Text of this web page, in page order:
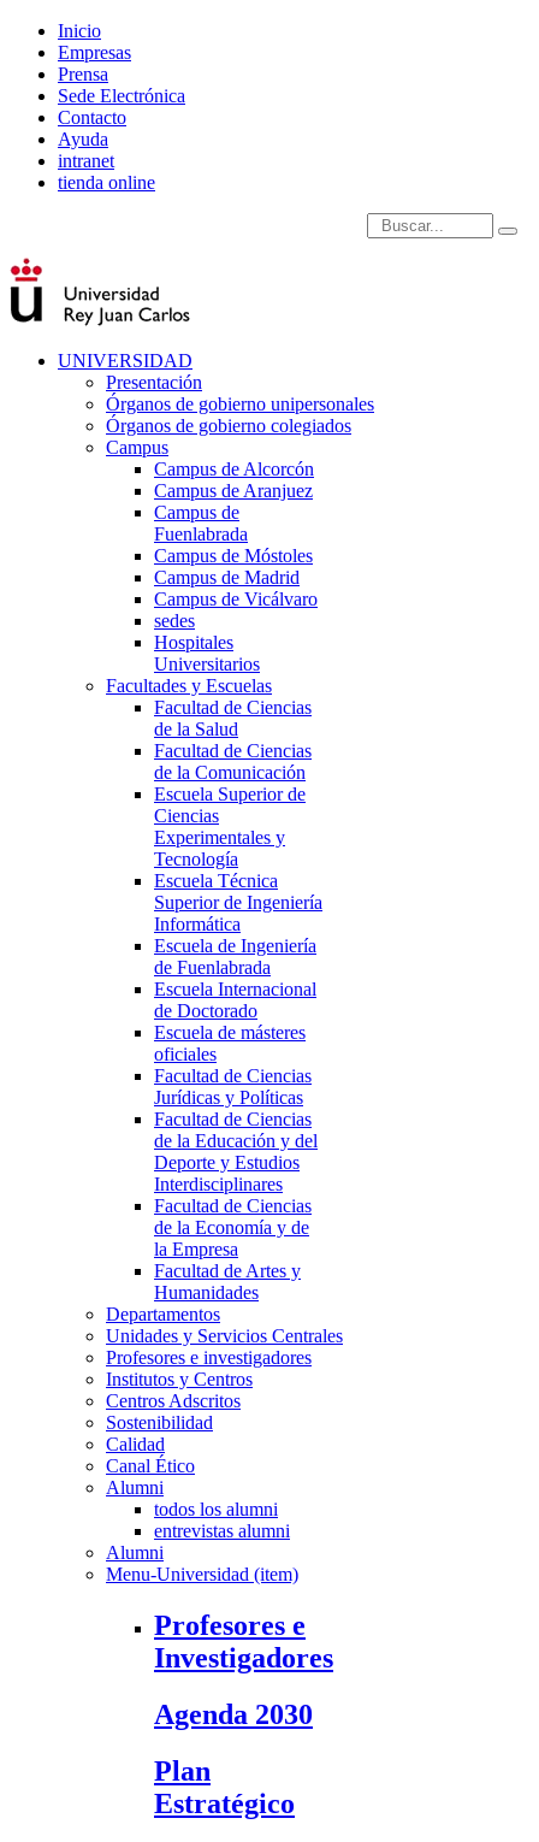
Inicio
Empresas
Prensa
Sede Electrónica
Contacto
Ayuda
intranet
tienda online
Introduce términos de
UNIVERSIDAD
Presentación
Órganos de gobierno unipersonales
Órganos de gobierno colegiados
Campus
Campus de Alcorcón
Campus de Aranjuez
Campus de
Fuenlabrada
Campus de Móstoles
Campus de Madrid
Campus de Vicálvaro
sedes
Hospitales
Universitarios
Facultades y Escuelas
Facultad de Ciencias
de la Salud
Facultad de Ciencias
de la Comunicación
Escuela Superior de
Ciencias
Experimentales y
Tecnología
Escuela Técnica
Superior de Ingeniería
Informática
Escuela de Ingeniería
de Fuenlabrada
Escuela Internacional
de Doctorado
Escuela de másteres
oficiales
Facultad de Ciencias
Jurídicas y Políticas
Facultad de Ciencias
de la Educación y del
Deporte y Estudios
Interdisciplinares
Facultad de Ciencias
de la Economía y de
la Empresa
Facultad de Artes y
Humanidades
Departamentos
Unidades y Servicios Centrales
Profesores e investigadores
Institutos y Centros
Centros Adscritos
Sostenibilidad
Calidad
Canal Ético
Alumni
todos los alumni
entrevistas alumni
Alumni
Menu-Universidad (item)
Profesores e
Investigadores
Agenda 2030
Plan
Estratégico